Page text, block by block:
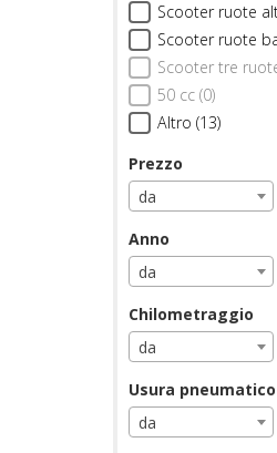
Scooter ruote
Scooter ruote
Scooter tre
50 cc (0)
Altro (13)
Prezzo
da
Anno
da
Chilometraggio
da
Usura
da